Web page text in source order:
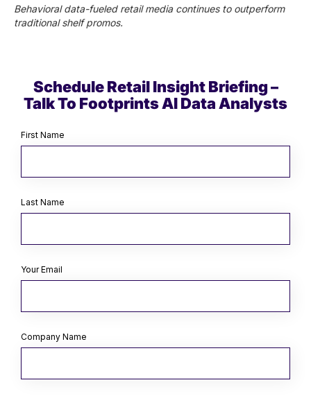
Behavioral data-fueled retail media continues to outperform
traditional shelf promos.
Schedule Retail Insight Briefing –
Talk To Footprints AI Data Analysts
First Name
Last Name
Your Email
Company Name